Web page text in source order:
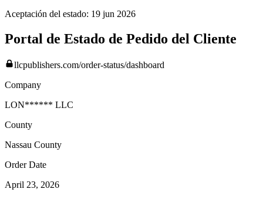
Aceptación del estado: 19 jun 2026
Portal de Estado de Pedido del Cliente
llcpublishers.com/order-status/dashboard
Company
LON****** LLC
County
Nassau County
Order Date
April 23, 2026